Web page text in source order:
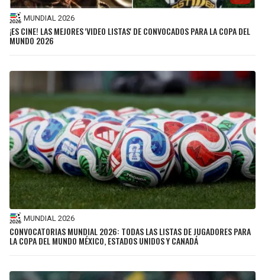
MUNDIAL 2026
¡ES CINE! LAS MEJORES 'VIDEO LISTAS' DE CONVOCADOS PARA LA COPA DEL
MUNDO 2026
MUNDIAL 2026
CONVOCATORIAS MUNDIAL 2026: TODAS LAS LISTAS DE JUGADORES PARA
LA COPA DEL MUNDO MÉXICO, ESTADOS UNIDOS Y CANADÁ